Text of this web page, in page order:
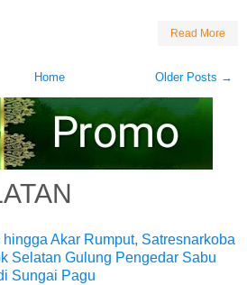
Read More
Older Posts →
Home
Akar Rumput, Satresnarkoba
Selatan Gulung Pengedar Sabu
Sungai Pagu